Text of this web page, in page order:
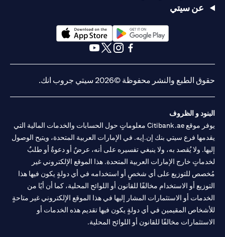
عن سيتي
opens in a new tab
opens in a new tab
حقوق الطبع والنشر محفوظة ©2026 سيتي جروب انك.
البنود و الظروف
يوفر موقع Citibank.ae معلوماتٍ حول الحسابات والخدمات المالية التي
يقدمها فرع سيتي بنك إن.إيه. في الإمارات العربية المتحدة، ويتيح الوصول
إليها. ولا يُقصد به، ولا ينبغي تفسيره على أنه، عرضٌ أو دعوةٌ أو طلبٌ
لخدماتٍ خارج الإمارات العربية المتحدة. هذا الموقع الإلكتروني غير
مُخصص للتوزيع على أي شخصٍ أو استخدامه في أي دولةٍ يكون فيها هذا
التوزيع أو الاستخدام مخالفًا للقانون أو اللوائح المحلية، كما أن أيًا من
الخدمات أو الاستثمارات المشار إليها في هذا الموقع الإلكتروني غير متاحةٍ
للأشخاص المقيمين في أي دولةٍ يكون فيها تقديم هذه الخدمات أو
الاستثمارات مخالفًا للقانون أو اللوائح المحلية.